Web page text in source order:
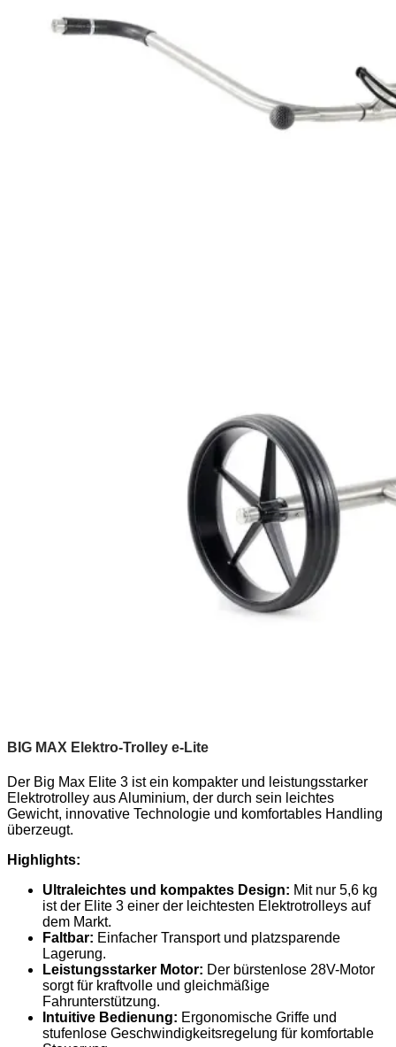
BIG MAX Elektro-Trolley e-Lite
Der Big Max Elite 3 ist ein kompakter und leistungsstarker
Elektrotrolley aus Aluminium, der durch sein leichtes
Gewicht, innovative Technologie und komfortables Handling
überzeugt.
Highlights:
Ultraleichtes und kompaktes Design: Mit nur 5,6 kg
ist der Elite 3 einer der leichtesten Elektrotrolleys auf
dem Markt.
Faltbar: Einfacher Transport und platzsparende
Lagerung.
Leistungsstarker Motor: Der bürstenlose 28V-Motor
sorgt für kraftvolle und gleichmäßige
Fahrunterstützung.
Intuitive Bedienung: Ergonomische Griffe und
stufenlose Geschwindigkeitsregelung für komfortable